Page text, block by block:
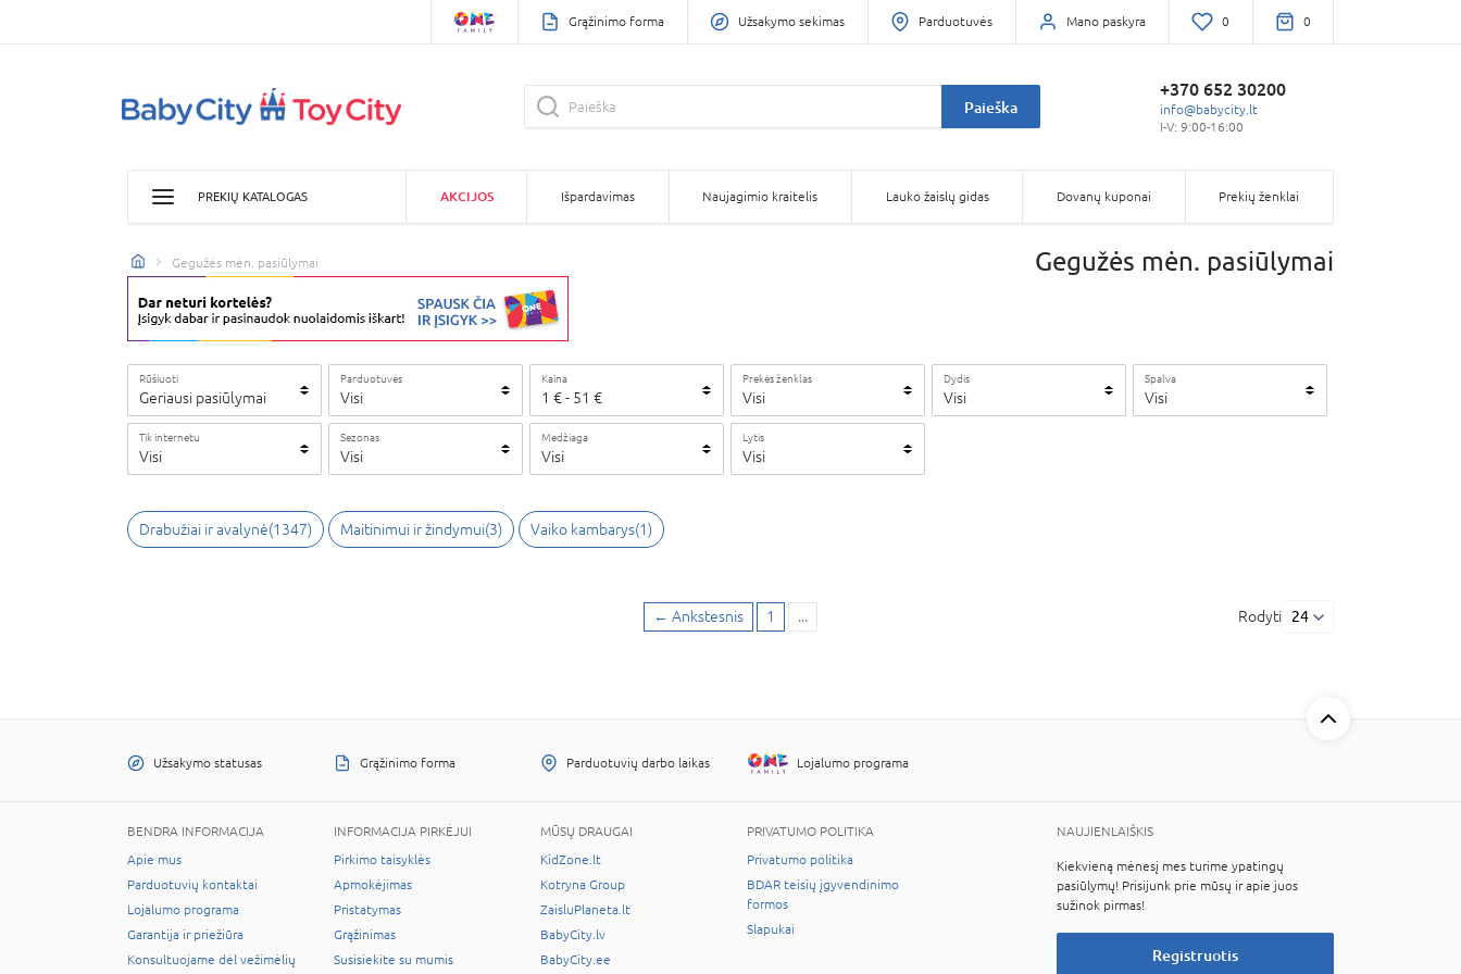
Grąžinimo forma Užsakymo sekimas Parduotuvės Mano paskyra 0 0
Paieška
+370 652 30200
info@babycity.lt
I-V: 9:00-16:00
PREKIŲ KATALOGAS AKCIJOS Išpardavimas Naujagimio kraitelis Lauko žaislų gidas Dovanų kuponai Prekių ženklai
Gegužės mėn. pasiūlymai Gegužės mėn. pasiūlymai
Rūšiuoti
Geriausi pasiūlymai
Parduotuvės
Visi
Kaina
1 €- 51 €
Prekės ženklas
Visi
Dydis
Visi
Spalva
Visi
Tik internetu
Visi
Sezonas
Visi
Medžiaga
Visi
Lytis
Visi
Drabužiai ir avalynė(1347) Maitinimui ir žindymui(3) Vaiko kambarys(1)
← Ankstesnis 1 ... Rodyti 24
Užsakymo statusas Grąžinimo forma Parduotuvių darbo laikas Lojalumo programa
BENDRA INFORMACIJA
Apie mus
Parduotuvių kontaktai
Lojalumo programa
Garantija ir priežiūra
Konsultuojame dėl vežimėlių
INFORMACIJA PIRKĖJUI
Pirkimo taisyklės
Apmokėjimas
Pristatymas
Grąžinimas
Susisiekite su mumis
MŪSŲ DRAUGAI
KidZone.lt
Kotryna Group
ZaisluPlaneta.lt
BabyCity.lv
BabyCity.ee
PRIVATUMO POLITIKA
Privatumo politika
BDAR teisių įgyvendinimo
formos
Slapukai
NAUJIENLAIŠKIS
Kiekvieną mėnesį mes turime ypatingų
pasiūlymų! Prisijunk prie mūsų ir apie juos
sužinok pirmas!
Registruotis